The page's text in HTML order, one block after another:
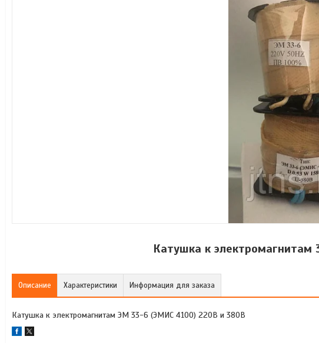
Катушка к
Описание Характеристики Информация для заказа
Катушка к электромагнитам ЭМ 33-6 (ЭМИС 4100) 220В и 380В